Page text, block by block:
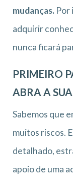
mudanças. Por
adquirir
nunca ficará
PRIMEIRO
ABRA A
Sabemos que
muitos riscos.
detalhado,
apoio de uma